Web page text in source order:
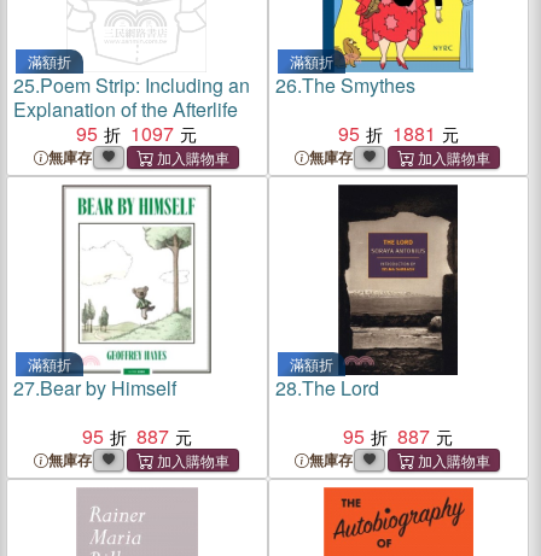
滿額折
25.Poem Strip: Including an
Explanation of the Afterlife
95
1097
無庫存
滿額折
26.The Smythes
95
1881
無庫存
滿額折
27.Bear by Himself
95
887
無庫存
滿額折
28.The Lord
95
887
無庫存